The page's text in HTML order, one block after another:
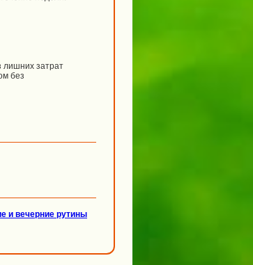
лишних затрат
без
и вечерние рутины